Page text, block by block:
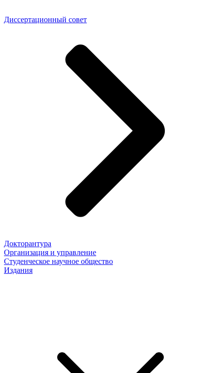
Диссертационный совет
Докторантура
Организация и управление
Студенческое научное общество
Издания